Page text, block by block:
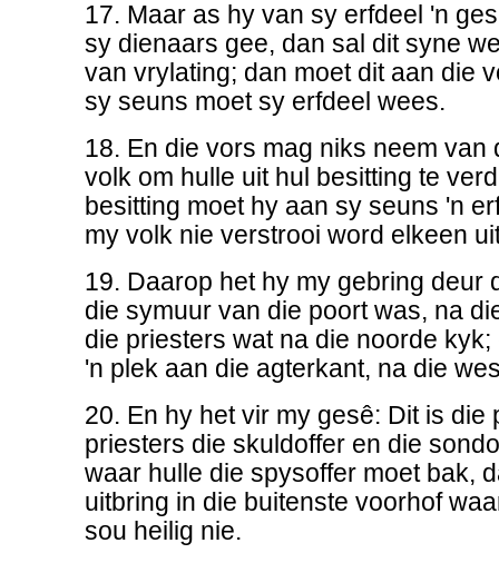
17. Maar as hy van sy erfdeel 'n
sy dienaars gee, dan sal dit syne
van vrylating; dan moet dit aan die
sy seuns moet sy erfdeel wees.
18. En die vors mag niks neem van
volk om hulle uit hul besitting te
besitting moet hy aan sy seuns 'n
my volk nie verstrooi word elkeen
19. Daarop het hy my gebring deur
die symuur van die poort was, na
die priesters wat na die noorde
'n plek aan die agterkant, na die
20. En hy het vir my gesê: Dit is die
priesters die skuldoffer en die
waar hulle die spysoffer moet bak,
uitbring in die buitenste voorhof
sou heilig nie.